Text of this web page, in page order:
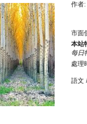
作者:
市面
本站
每日
處理
語文